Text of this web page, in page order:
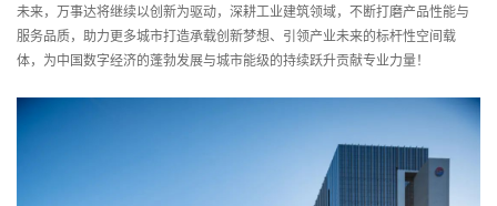
未来，万事达将继续以创新为驱动，深耕工业建筑领域，不断打磨产品性能与
服务品质，助力更多城市打造承载创新梦想、引领产业未来的标杆性空间载
体，为中国数字经济的蓬勃发展与城市能级的持续跃升贡献专业力量！